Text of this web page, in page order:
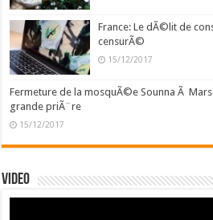
France: Le dÃ©lit de
censurÃ©
15/12/2017
Fermeture de la mosquÃ©e Sounna Ã
grande priÃ¨re
15/12/2017
Video